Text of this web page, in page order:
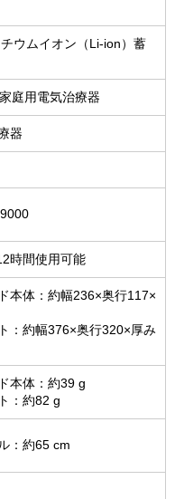
ウムイオン（Li-ion）蓄
用電気治療器
器
時間使用可能
本体：約幅236×奥行117×
：約幅376×奥行320×厚み
本体：約39 g
：約82 g
：約65 cm